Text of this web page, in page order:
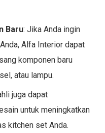
Baru: Jika Anda ingin
Alfa Interior dapat
komponen baru
atau lampu.
juga dapat
untuk meningkatkan
kitchen set Anda.